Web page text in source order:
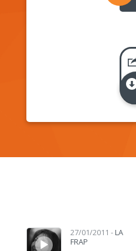
Lecteur audio 27/01/2011 - LA
FRAP